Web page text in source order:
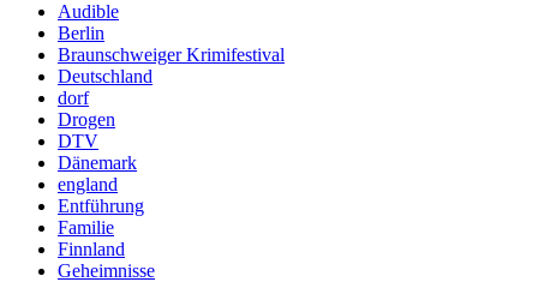
Audible
Berlin
Braunschweiger Krimifestival
Deutschland
dorf
Drogen
DTV
Dänemark
england
Entführung
Familie
Finnland
Geheimnisse